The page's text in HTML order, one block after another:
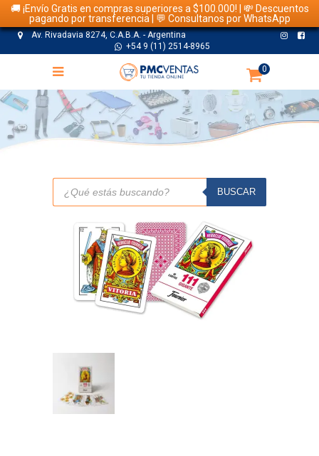
🚚 ¡Envío Gratis en compras superiores a $100.000! | 💸 Descuentos
pagando por transferencia | 💬 Consultanos por WhatsApp
Av. Rivadavia 8274, C.A.B.A. - Argentina
+54 9 (11) 2514-8965
0
TIENDA
Búsqueda
productos
BUSCAR